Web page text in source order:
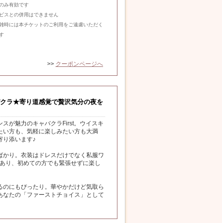
み有効です
スとの併用はできません
時には本チケットのご利用をご遠慮いただく
>> クーポンページへ
ラ★寄り道感覚で贅沢気分の夜を
が魅力のキャバクラFirst。ウイスキ
方も、気軽に楽しみたい方も大満
り添います♪
り。衣装はドレスだけでなく私服ワ
り、初めての方でも緊張せずに楽し
にもぴったり。華やかだけど気取ら
たの「ファーストチョイス」として